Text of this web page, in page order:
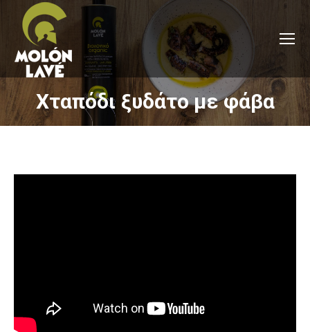
Χταπόδι ξυδάτο με φάβα
You are here: